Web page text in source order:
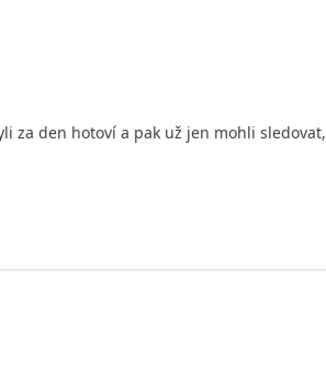
za den hotoví a pak už jen mohli sledovat,